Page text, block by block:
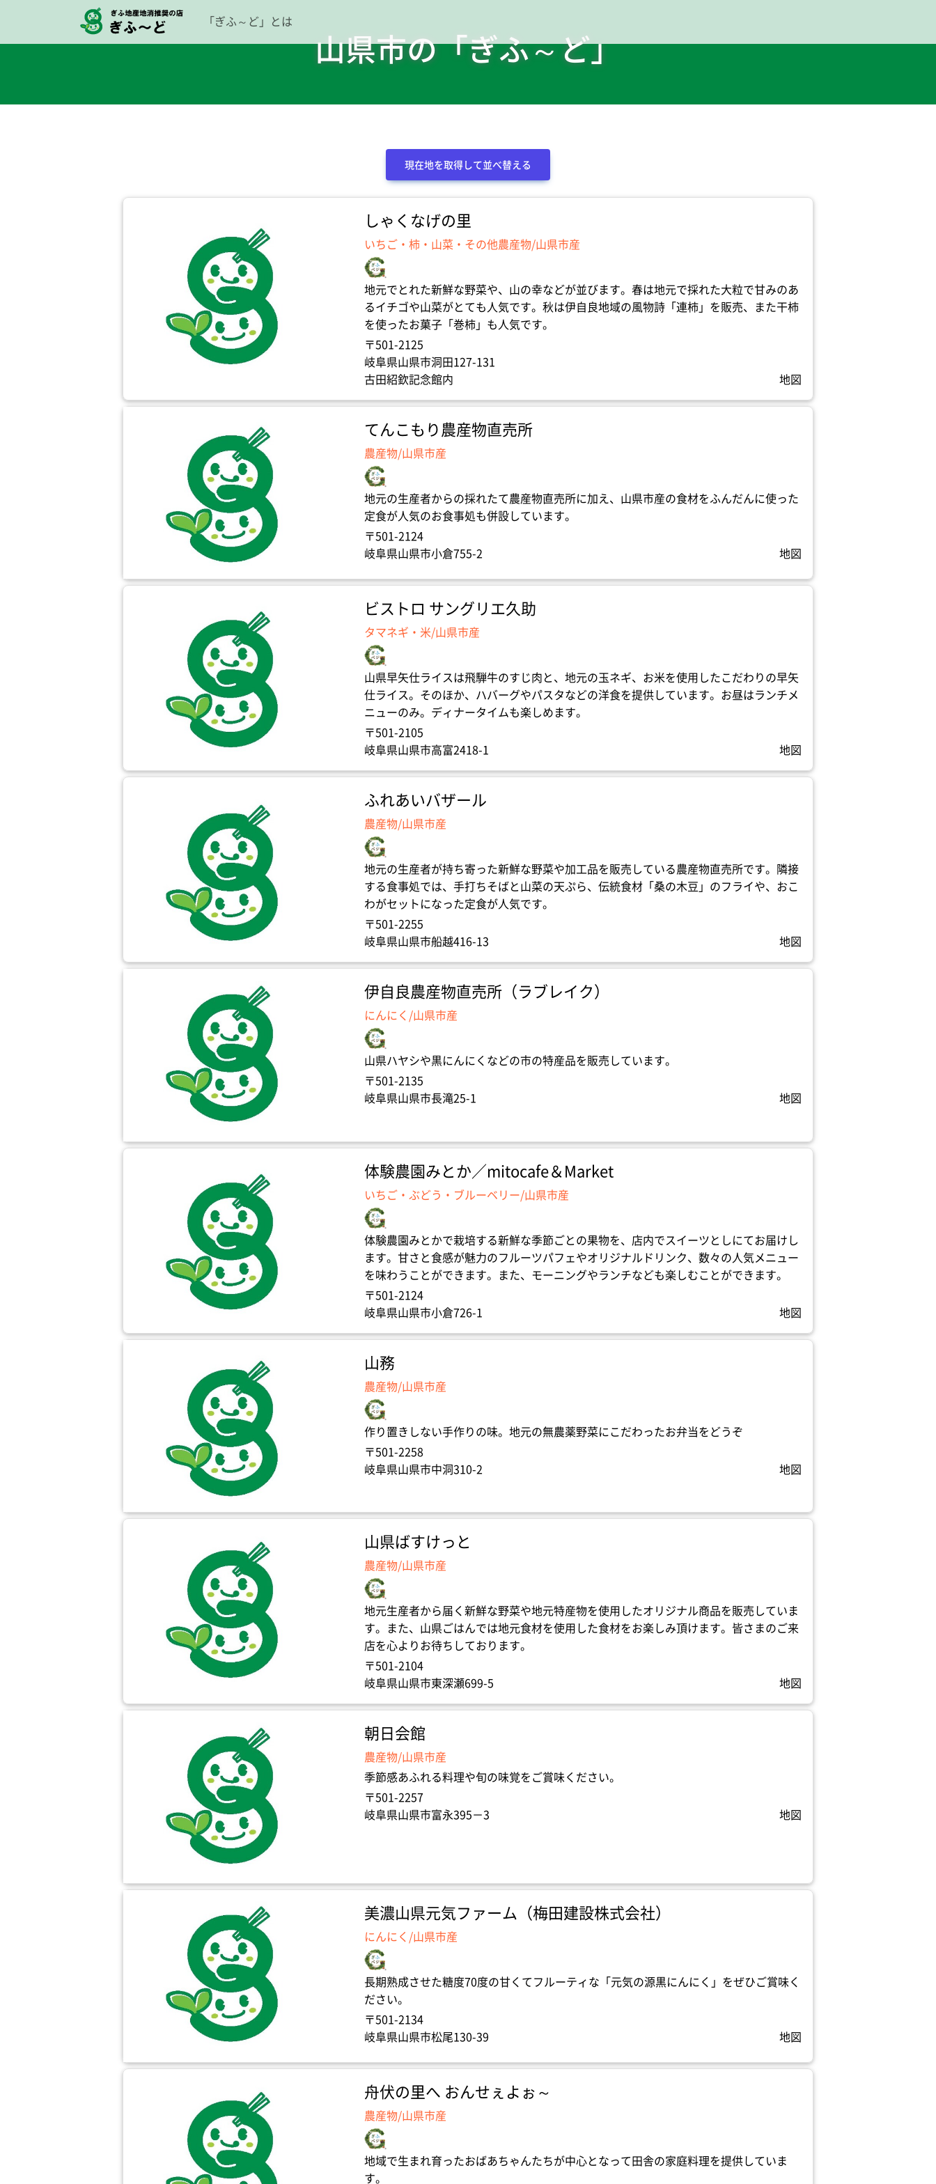
「ぎふ～ど」とは
山県市の「ぎふ～ど」
現在地を取得して並べ替える
しゃくなげの里
いちご・柿・山菜・その他農産物/山県市産
地元でとれた新鮮な野菜や、山の幸などが並びます。春は地元で採れた大粒で甘みのあ
るイチゴや山菜がとても人気です。秋は伊自良地域の風物詩「連柿」を販売、また干柿
を使ったお菓子「巻柿」も人気です。
〒501-2125
岐阜県山県市洞田127-131
古田紹欽記念館内
地図
てんこもり農産物直売所
農産物/山県市産
地元の生産者からの採れたて農産物直売所に加え、山県市産の食材をふんだんに使った
定食が人気のお食事処も併設しています。
〒501-2124
岐阜県山県市小倉755-2
地図
ビストロ サングリエ久助
タマネギ・米/山県市産
山県早矢仕ライスは飛騨牛のすじ肉と、地元の玉ネギ、お米を使用したこだわりの早矢
仕ライス。そのほか、ハバーグやパスタなどの洋食を提供しています。お昼はランチメ
ニューのみ。ディナータイムも楽しめます。
〒501-2105
岐阜県山県市高富2418-1
地図
ふれあいバザール
農産物/山県市産
地元の生産者が持ち寄った新鮮な野菜や加工品を販売している農産物直売所です。隣接
する食事処では、手打ちそばと山菜の天ぷら、伝統食材「桑の木豆」のフライや、おこ
わがセットになった定食が人気です。
〒501-2255
岐阜県山県市船越416-13
地図
伊自良農産物直売所（ラブレイク）
にんにく/山県市産
山県ハヤシや黒にんにくなどの市の特産品を販売しています。
〒501-2135
岐阜県山県市長滝25-1
地図
体験農園みとか／mitocafe＆Market
いちご・ぶどう・ブルーベリー/山県市産
体験農園みとかで栽培する新鮮な季節ごとの果物を、店内でスイーツとしにてお届けし
ます。甘さと食感が魅力のフルーツパフェやオリジナルドリンク、数々の人気メニュー
を味わうことができます。また、モーニングやランチなども楽しむことができます。
〒501-2124
岐阜県山県市小倉726-1
地図
山務
農産物/山県市産
作り置きしない手作りの味。地元の無農薬野菜にこだわったお弁当をどうぞ
〒501-2258
岐阜県山県市中洞310-2
地図
山県ばすけっと
農産物/山県市産
地元生産者から届く新鮮な野菜や地元特産物を使用したオリジナル商品を販売していま
す。また、山県ごはんでは地元食材を使用した食材をお楽しみ頂けます。皆さまのご来
店を心よりお待ちしております。
〒501-2104
岐阜県山県市東深瀬699-5
地図
朝日会館
農産物/山県市産
季節感あふれる料理や旬の味覚をご賞味ください。
〒501-2257
岐阜県山県市富永395－3
地図
美濃山県元気ファーム（梅田建設株式会社）
にんにく/山県市産
長期熟成させた糖度70度の甘くてフルーティな「元気の源黒にんにく」をぜひご賞味く
ださい。
〒501-2134
岐阜県山県市松尾130-39
地図
舟伏の里へ おんせぇよぉ～
農産物/山県市産
地域で生まれ育ったおばあちゃんたちが中心となって田舎の家庭料理を提供していま
す。